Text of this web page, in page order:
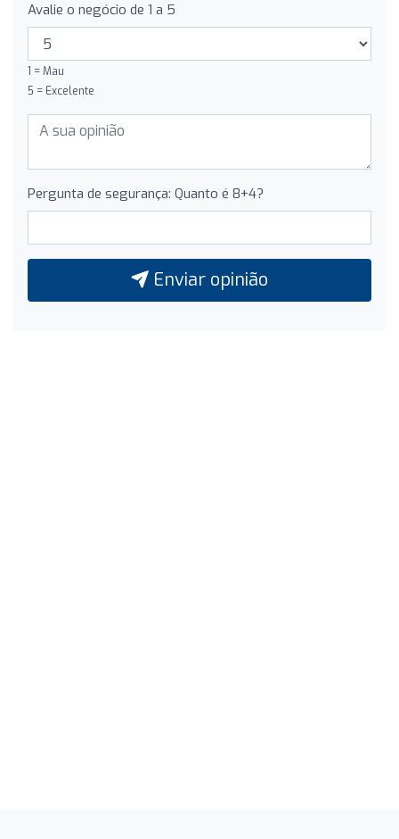
Avalie o negócio de 1 a 5
1 = Mau
5 = Excelente
Pergunta de segurança: Quanto é 8+4?
Enviar opinião